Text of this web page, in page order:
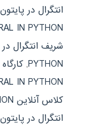
انتگرال در پایتون
IN PYTHON
شریف انتگرال
PYTHON
,
IN PYTHON
کلاس آنلاین INTEGRAL IN PYTHON
انتگرال در پایتون